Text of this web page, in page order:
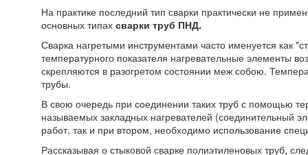
На практике последний тип сварки практически не
основных типах сварки труб ПНД.
Сварка нагретыми инструментами часто именуется как
температурного показателя нагревательные элементы
скрепляются в разогретом состоянии меж собою.
трубы.
В свою очередь при соединении таких труб с помощью
называемых закладных нагревателей (соединительный
работ, так и при втором, необходимо использование
Рассказывая о стыковой сварке полиэтиленовых труб,